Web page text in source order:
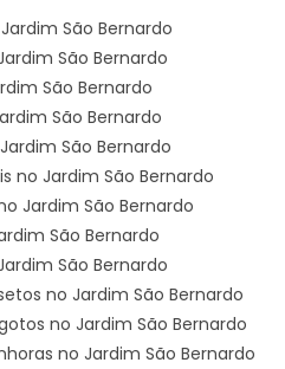
São Bernardo
São Bernardo
São Bernardo
São Bernardo
São Bernardo
no Jardim São Bernardo
Jardim São Bernardo
São Bernardo
São Bernardo
no Jardim São Bernardo
no Jardim São Bernardo
no Jardim São Bernardo